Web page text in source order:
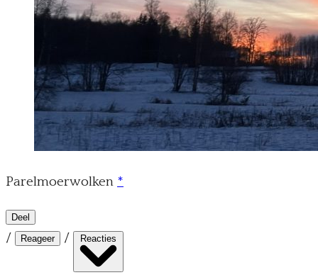
Parelmoerwolken *
Deel
/ Reageer / Reacties